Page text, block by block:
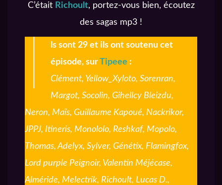
C’était Richoult, portez-vous bien, écoutez
des sagas mp3 !
ls sont 29 et ils ont soutenu cet
épisode, surTipeee :
Clément, Yellow_Xyloto, Sorenran,
Margot, Socolin, Gihellcy Bleizdu,
Neron, Maïs, Guillaume Kapoué, Nackrikor,
JPPJ, Itineris, Monololo, Reshkaf, Mopolo,
Thomas, Adelyx, Sylver, Génétix, Flamingfox,
Lord purple Peignoir, Valentin Méjécase,
Alméride, Melectrik, Richoult, Lucas D.,